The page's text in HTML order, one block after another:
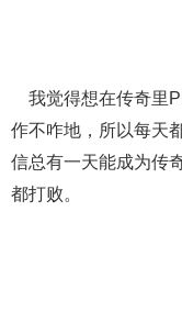
我觉得想在传奇里
作不咋地，所以每天
信总有一天能成为传
都打败。